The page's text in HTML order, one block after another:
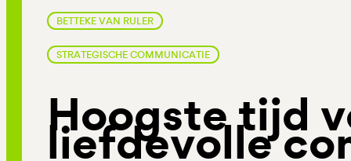
BETTEKE VAN RULER
STRATEGISCHE COMMUNICATIE
Hoogste tijd
liefdevolle